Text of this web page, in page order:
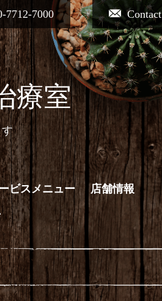
Contact
7712-7000
療室
ビスメニュー 店舗情報